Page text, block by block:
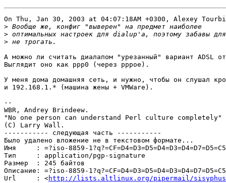
On Thu, Jan 30, 2003 at 04:07:18AM +0300, Alexey
>
>
>
А можно ли считать диалапом "урезанный" вариант ADSL
Выглядит оно как ppp0 (через pppoe).
У меня дома домашняя сеть, и нужно, чтобы он слушал
и 192.168.1.* (машина жены + VMWare).
--
WBR, Andrey Brindeew.
"No one person can understand Perl culture completely"
(C) Larry Wall.
----------- следующая часть -----------
Было удалено вложение не в текстовом формате...
Имя     : =?iso-8859-
Тип     : application/pgp-signature
Размер  : 245 байтов
Описание: =?iso-8859-
Url     : <http://lists.altlinux.org/pipermail/sisyphus/